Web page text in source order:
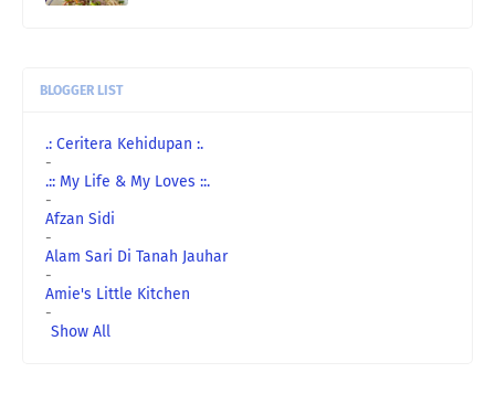
BLOGGER LIST
.: Ceritera Kehidupan :.
-
.:: My Life & My Loves ::.
-
Afzan Sidi
-
Alam Sari Di Tanah Jauhar
-
Amie's Little Kitchen
-
Show All